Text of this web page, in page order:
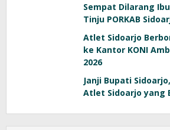
Sempat Dilarang
Tinju PORKAB
Atlet Sidoarjo
ke Kantor KONI
2026
Janji Bupati
Atlet Sidoarjo yang